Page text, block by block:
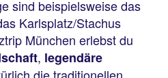
sind beispielsweise das
Karlsplatz/Stachus
München erlebst du
, legendäre